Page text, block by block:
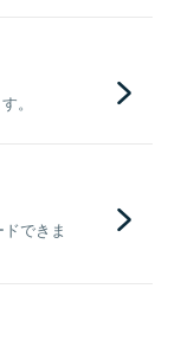
。
できま